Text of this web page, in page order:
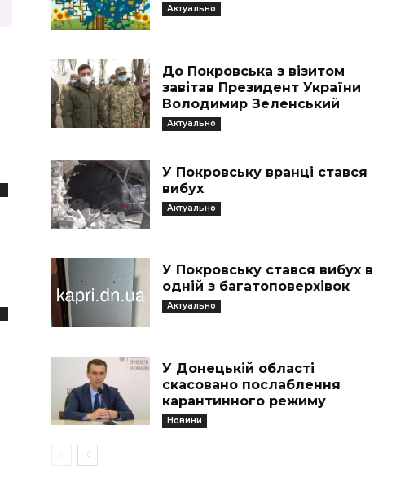
Актуально
До Покровська з візитом
завітав Президент України
Володимир Зеленський
Актуально
У Покровську вранці стався
вибух
Актуально
У Покровську стався вибух в
одній з багатоповерхівок
Актуально
У Донецькій області
скасовано послаблення
карантинного режиму
Новини